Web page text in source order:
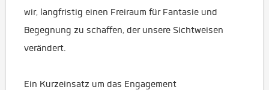
wir, langfristig einen Freiraum für Fantasie und
Begegnung zu schaffen, der unsere Sichtweisen
verändert.
Ein Kurzeinsatz um das Engagement